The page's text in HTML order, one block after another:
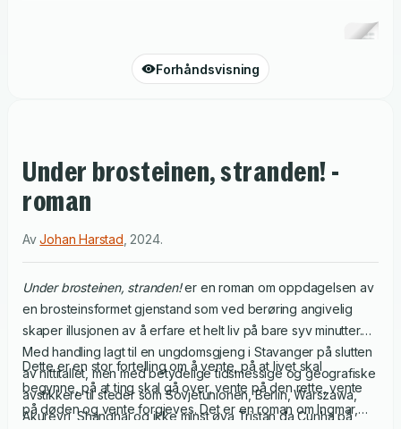
Forhåndsvisning
Under brosteinen, stranden! -
roman
AvJohan Harstad 2024.
Under brosteinen, stranden!er en roman om oppdagelsen av
en brosteinsformet gjenstand som ved berøring angivelig
skaper illusjonen av å erfare et helt liv på bare syv minutter.
Med handling lagt til en ungdomsgjeng i Stavanger på slutten
av nittitallet, men med betydelige tidsmessige og geografiske
avstikkere til steder som Sovjetunionen, Berlin, Warszawa,
Akureyri, Shanghai og ikke minst øya Tristan da Cunha på
Dette er en stor fortelling om å vente, på at livet skal
begynne, på at ting skal gå over, vente på den rette, vente
på døden og vente forgjeves. Det er en roman om Ingmar,